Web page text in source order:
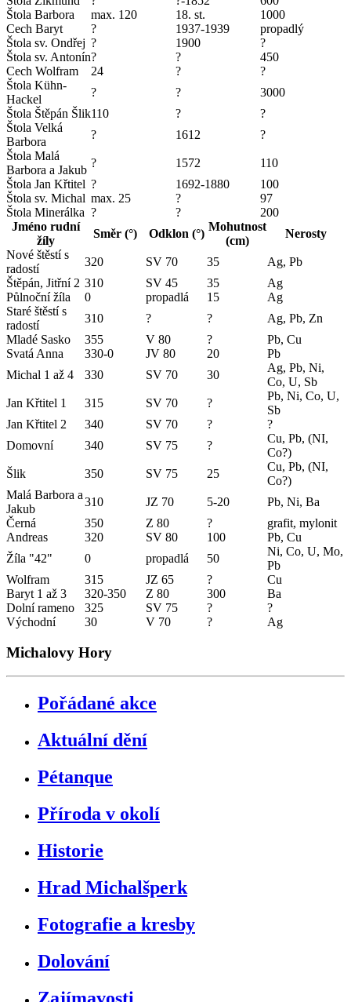
Štola Barbora
max. 120 18. st.
1000
Cech Baryt
? 1937-1939
propadlý
Štola sv. Ondřej ? 1900
?
Štola sv. Antonín? ?
450
Cech Wolfram
24 ?
?
Štola Kühn-
Hackel
? ?
3000
Štola Štěpán Šlik110 ?
?
Štola Velká
Barbora
? 1612
?
Štola Malá
Barbora a Jakub
? 1572
110
Štola Jan Křtitel ? 1692-1880
100
Štola sv. Michal max. 25 ?
97
Štola Minerálka ? ?
200
Jméno rudní
žíly
Směr (°) Odklon (°)
Mohutnost
(cm)
Nerosty
Nové štěstí s
radostí
320 SV 70 35
Ag, Pb
Štěpán, Jitřní 2 310 SV 45 35
Ag
Půlnoční žíla
0 propadlá 15
Ag
Staré štěstí s
radostí
310 ? ?
Ag, Pb, Zn
Mladé Sasko
355 V 80 ?
Pb, Cu
Svatá Anna
330-0 JV 80 20
Pb
Michal 1 až 4
330 SV 70 30
Ag, Pb, Ni,
Co, U, Sb
Jan Křtitel 1
315 SV 70 ?
Pb, Ni, Co, U,
Sb
Jan Křtitel 2
340 SV 70 ?
?
Domovní
340 SV 75 ?
Cu, Pb, (NI,
Co?)
Šlik
350 SV 75 25
Cu, Pb, (NI,
Co?)
Malá Barbora a
Jakub
310 JZ 70 5-20
Pb, Ni, Ba
Černá
350 Z 80 ?
grafit, mylonit
Andreas
320 SV 80 100
Pb, Cu
Žíla "42"
0 propadlá 50
Ni, Co, U, Mo,
Pb
Wolfram
315 JZ 65 ?
Cu
Baryt 1 až 3
320-350 Z 80 300
Ba
Dolní rameno
325 SV 75 ?
?
Východní
30 V 70 ? Ag
Michalovy Hory
Pořádané akce
Aktuální dění
Pétanque
Příroda v okolí
Historie
Hrad Michalšperk
Fotografie a kresby
Dolování
Zajímavosti